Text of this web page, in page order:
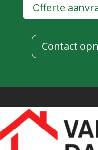
Offerte
Contact